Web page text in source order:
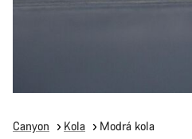
Canyon Kola Modrá kola